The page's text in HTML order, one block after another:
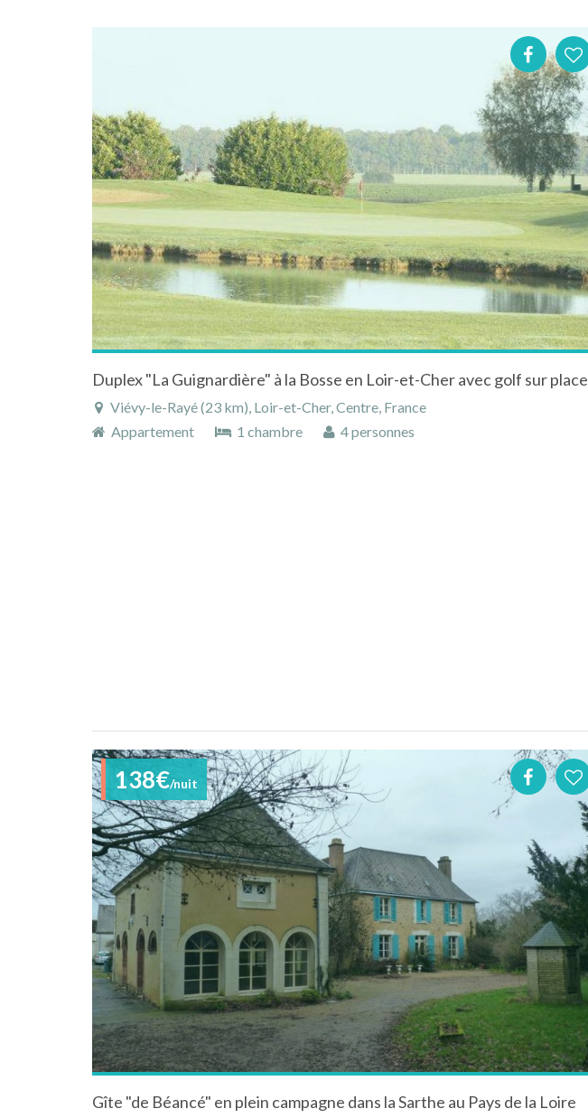
Duplex "La Guignardière" à la Bosse en Loir-et-Cher avec golf sur place
Viévy-le-Rayé (23 km), Loir-et-Cher, Centre, France
Appartement
1 chambre 4 personnes
138€/nuit
Gîte "de Béancé" en plein campagne dans la Sarthe au Pays de la Loire